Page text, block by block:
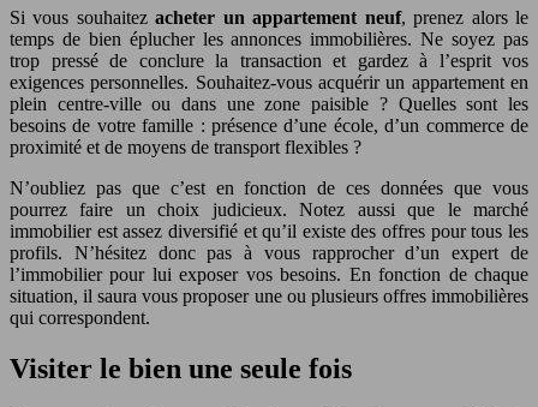
Si vous souhaitezacheter un appartement neuf, prenez alors le
temps de bien éplucher les annonces immobilières. Ne soyez pas
trop pressé de conclure la transaction et gardez à l’esprit vos
exigences personnelles. Souhaitez-vous acquérir un appartement en
plein centre-ville ou dans une zone paisible ? Quelles sont les
besoins de votre famille : présence d’une école, d’un commerce de
proximité et de moyens de transport flexibles ?
N’oubliez pas que c’est en fonction de ces données que vous
pourrez faire un choix judicieux. Notez aussi que le marché
immobilier est assez diversifié et qu’il existe des offres pour tous les
profils. N’hésitez donc pas à vous rapprocher d’un expert de
l’immobilier pour lui exposer vos besoins. En fonction de chaque
situation, il saura vous proposer une ou plusieurs offres immobilières
qui correspondent.
Visiter le bien une seule fois